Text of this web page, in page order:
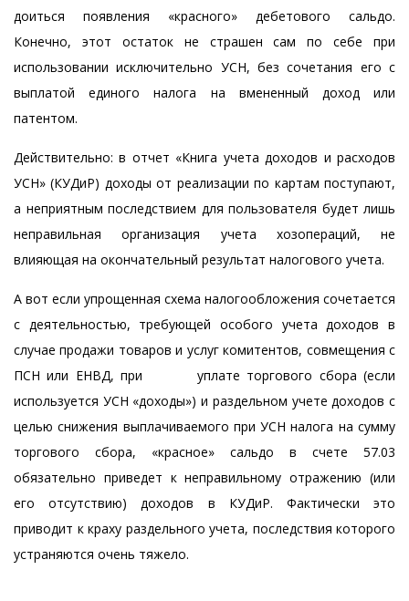
доиться появления «красного» дебетового сальдо.
Конечно, этот остаток не страшен сам по себе при
использовании исключительно УСН, без сочетания его с
выплатой единого налога на вмененный доход или
патентом.
Действительно: в отчет «Книга учета доходов и расходов
УСН» (КУДиР) доходы от реализации по картам поступают,
а неприятным последствием для пользователя будет лишь
неправильная организация учета хозопераций, не
влияющая на окончательный результат налогового учета.
А вот если упрощенная схема налогообложения сочетается
с деятельностью, требующей особого учета доходов в
случае продажи товаров и услуг комитентов, совмещения с
ПСН или ЕНВД, при уплате торгового сбора (если
используется УСН «доходы») и раздельном учете доходов с
целью снижения выплачиваемого при УСН налога на сумму
торгового сбора, «красное» сальдо в счете 57.03
обязательно приведет к неправильному отражению (или
его отсутствию) доходов в КУДиР. Фактически это
приводит к краху раздельного учета, последствия которого
устраняются очень тяжело.